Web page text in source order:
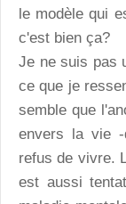
le modèle qui
c'est bien ça?
Je ne suis pas
ce que je
semble que
envers la vie -
refus de vivre.
est aussi